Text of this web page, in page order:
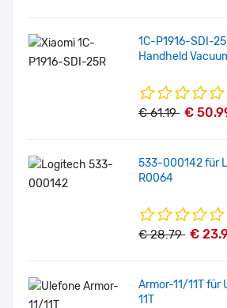
1C-P1916-SDI-
Handheld
€ 61.19 €
533-000142 für
R0064
€ 28.79 €
Armor-11/11T für
11T